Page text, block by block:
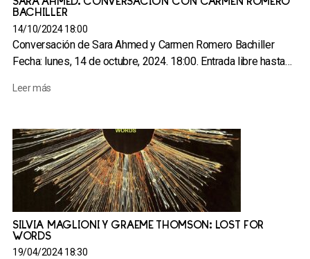
SARA AHMED. CONVERSACIÓN CON CARMEN ROMERO
BACHILLER
14/10/2024 18:00
Conversación de Sara Ahmed y Carmen Romero Bachiller
Fecha: lunes, 14 de octubre, 2024. 18:00. Entrada libre hasta…
Leer más
SILVIA MAGLIONI Y GRAEME THOMSON: LOST FOR
WORDS
19/04/2024 18:30